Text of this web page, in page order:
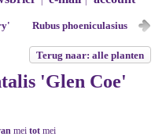
Rubus phoeniculasius
Terug naar: alle planten
'Glen Coe'
mei tot mei